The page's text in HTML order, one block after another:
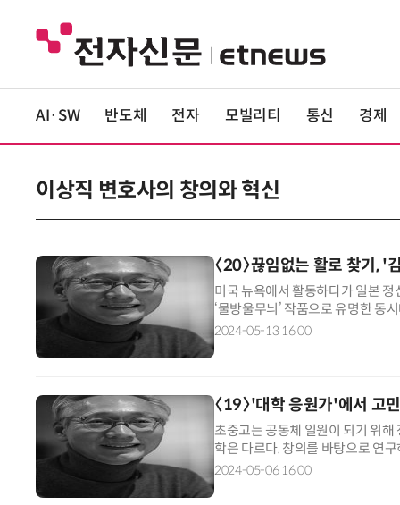
AI·SW 반도체 전자 모빌리티 통신 경제
이상직 변호사의 창의와 혁신
〈20〉끊임없는 활로 찾기, '
미국 뉴욕에서 활동하다가 일본
‘물방울무늬’ 작품으로 유명한 동
업해 주목을 받았다. 1929년생인
2024-05-13 16:00
〈19〉'대학 응원가'에서 고
초중고는 공동체 일원이 되기 위해
학은 다르다. 창의를 바탕으로 연
의 불을 밝히고 정의의 길을 달리
2024-05-06 16:00